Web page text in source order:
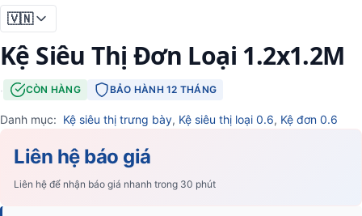
🇻🇳
Kệ Siêu Thị Đơn Loại 1.2x1.2M
· CÒN HÀNG BẢO HÀNH 12 THÁNG
Danh mục: Kệ siêu thị trưng bày, Kệ siêu thị loại 0.6, Kệ đơn 0.6
Liên hệ báo giá
Liên hệ để nhận báo giá nhanh trong 30 phút